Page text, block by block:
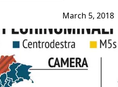
March 5, 2018